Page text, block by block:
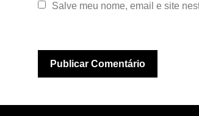
Salve meu nome, email e site